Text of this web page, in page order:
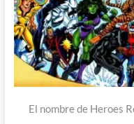
El nombre de Heroes